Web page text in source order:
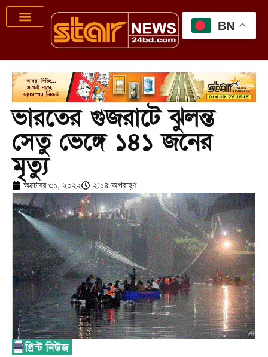
ভারতের গুজরাটে ঝুলন্ত
সেতু ভেঙ্গে ১৪১ জনের
মৃত্যু
অক্টোবর ৩১, ২০২২ ২:১৪ অপরাহ্ণ
BN